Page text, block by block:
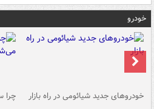
خودرو
خودروهای جدید شیائومی در راه بازار چرا